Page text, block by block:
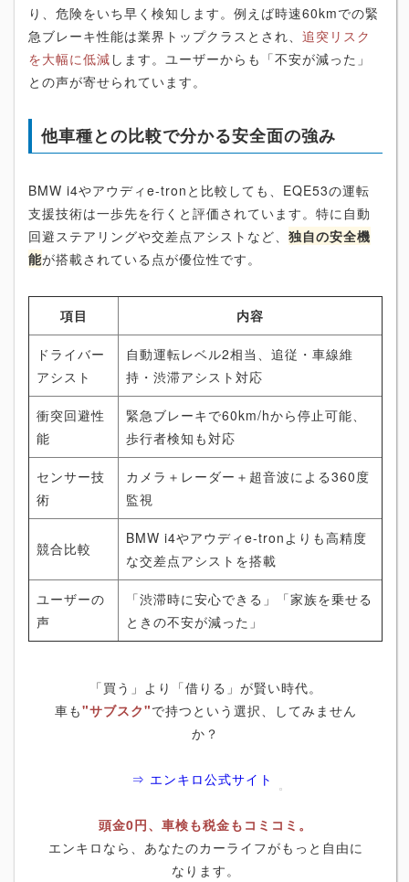
り、危険をいち早く検知します。例えば時速60kmでの緊
急ブレーキ性能は業界トップクラスとされ、 追突リスク
を大幅に低減 します。ユーザーからも「不安が減った」
との声が寄せられています。
他車種との比較で分かる安全面の強み
BMW i4やアウディe-tronと比較しても、EQE53の運転
支援技術は一歩先を行くと評価されています。特に自動
回避ステアリングや交差点アシストなど、 独自の安全機
能が搭載されている点が優位性です。
項目 内容
ドライバー
アシスト
自動運転レベル2相当、追従・車線維
持・渋滞アシスト対応
衝突回避性
能
緊急ブレーキで60km/hから停止可能、
歩行者検知も対応
センサー技
術
カメラ＋レーダー＋超音波による360度
監視
競合比較
BMW i4やアウディe-tronよりも高精度
な交差点アシストを搭載
ユーザーの
声
「渋滞時に安心できる」「家族を乗せる
ときの不安が減った」
「買う」より「借りる」が賢い時代。
車も"サブスク"で持つという選択、してみません
か？
⇒ エンキロ公式サイト
頭金0円、車検も税金もコミコミ。
エンキロなら、あなたのカーライフがもっと自由に
なります。